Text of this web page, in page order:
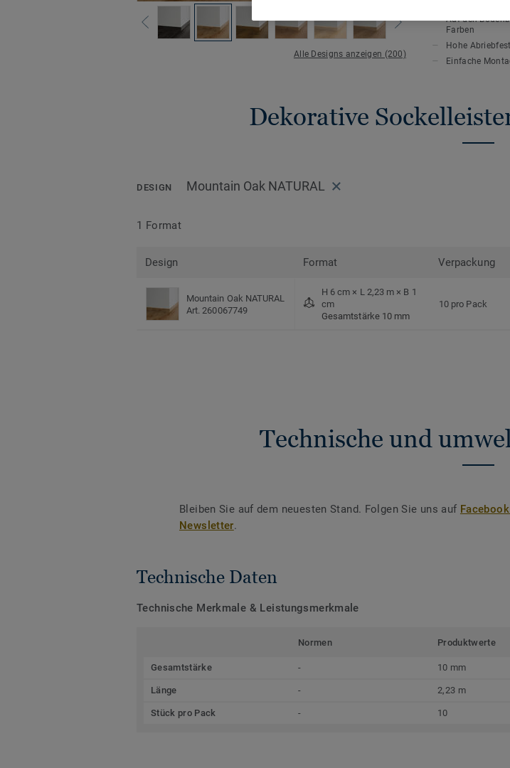
Alle Designs anzeigen (200)
Auf den
Farben
Hohe
Einfache
Dekorative
DESIGN Mountain Oak NATURAL
1 Format
Design Format Verpackung
Mountain Oak NATURAL
Art. 260067749
H 6 cm × L 2,23 m × B 1
cm
Gesamtstärke 10 mm
10 pro Pack
Technische und
Bleiben Sie auf dem neuesten Stand. Folgen Sie uns auf Facebook
Newsletter.
Technische Daten
Technische Merkmale & Leistungsmerkmale
Normen Produktwerte
Gesamtstärke - 10 mm
Länge - 2,23 m
Stück pro Pack - 10